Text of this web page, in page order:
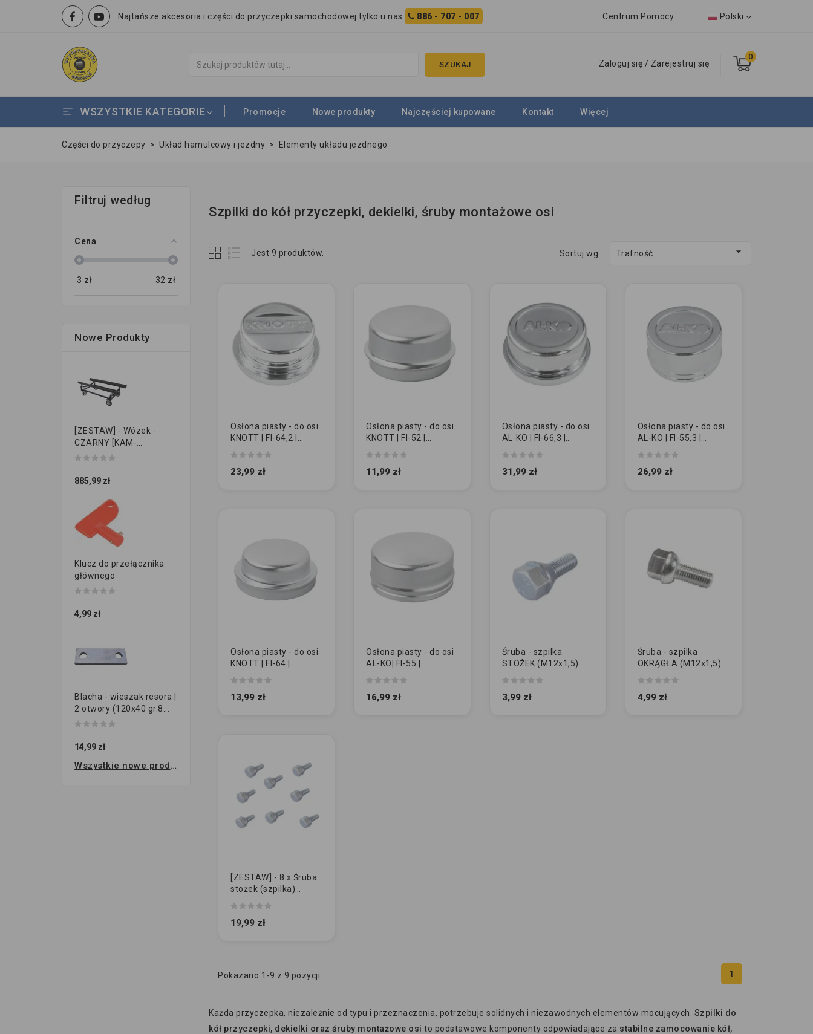
Najtańsze akcesoria i części do przyczepki samochodowej tylko u nas 886 - 707 - 007 Centrum Pomocy Polski
0
Zaloguj się / Zarejestruj się
SZUKAJ
WSZYSTKIE KATEGORIE Promocje Nowe produkty Najczęściej kupowane Kontakt Więcej
Części do przyczepy > Układ hamulcowy i jezdny > Elementy układu jezdnego
Filtruj według
Cena
3 zł 32 zł
Nowe Produkty
[ZESTAW] - Wózek -
CZARNY [KAM-
PRZYCZEPKI]
885,99 zł
Klucz do przełącznika
głównego
4,99 zł
Blacha - wieszak resora |
2 otwory (120x40 gr.8...
14,99 zł
Wszystkie nowe produkty
Szpilki do kół przyczepki, dekielki, śruby montażowe osi
Jest 9 produktów. Sortuj wg: Trafność 
Osłona piasty - do osi
KNOTT | FI-64,2 |
23,99 zł
Osłona piasty - do osi
KNOTT | FI-52 |
11,99 zł
Osłona piasty - do osi
AL-KO | FI-66,3 |
31,99 zł
Osłona piasty - do osi
AL-KO | FI-55,3 |
26,99 zł
Osłona piasty - do osi
KNOTT | FI-64 |
13,99 zł
Osłona piasty - do osi
AL-KO| FI-55 |
16,99 zł
Śruba - szpilka
STOŻEK (M12x1,5)
3,99 zł
Śruba - szpilka
OKRĄGŁA (M12x1,5)
4,99 zł
[ZESTAW] - 8 x Śruba
stożek (szpilka)
19,99 zł
Pokazano 1-9 z 9 pozycji 1
Każda przyczepka, niezależnie od typu i przeznaczenia, potrzebuje solidnych i niezawodnych elementów mocujących. Szpilki do
kół przyczepki, dekielki oraz śruby montażowe osi to podstawowe komponenty odpowiadające za stabilne zamocowanie kół,